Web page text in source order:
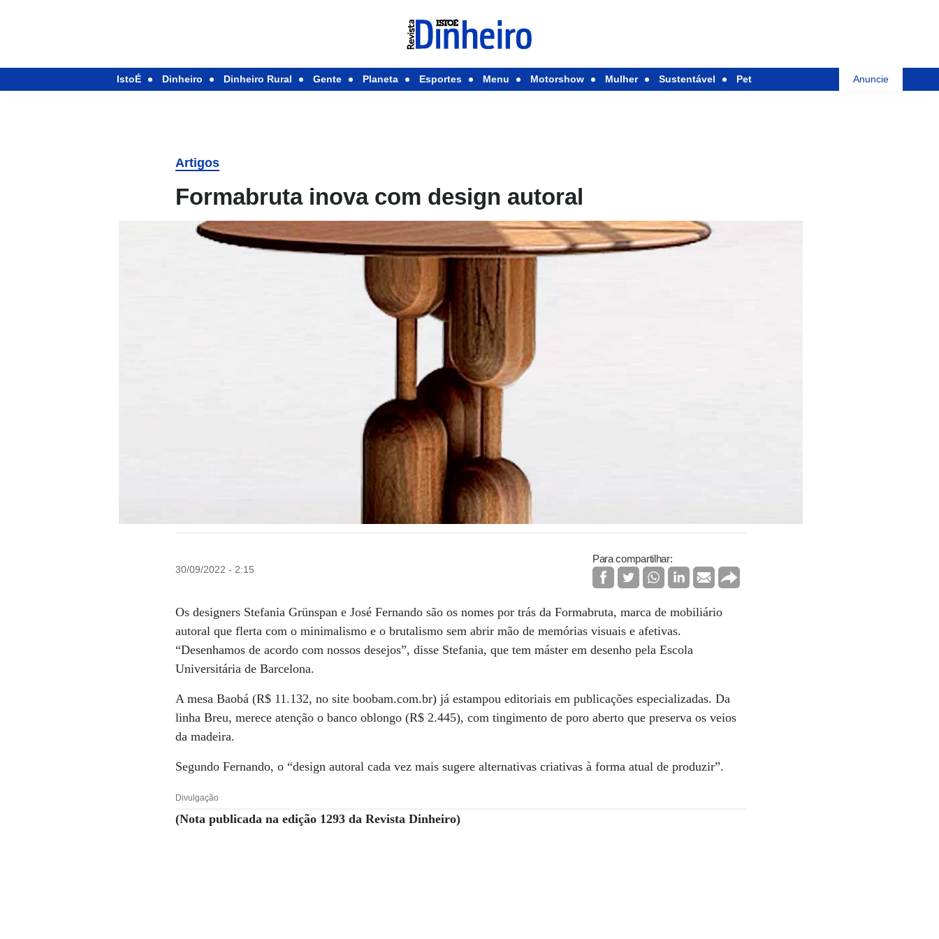
IstoÉ Dinheiro Dinheiro Rural Gente Planeta Esportes Menu Motorshow Mulher Sustentável Pet Anuncie
Artigos
Formabruta inova com design autoral
30/09/2022 - 2:15
Para compartilhar:
Os designers Stefania Grünspan e José Fernando são os nomes por trás da Formabruta, marca de mobiliário
autoral que flerta com o minimalismo e o brutalismo sem abrir mão de memórias visuais e afetivas.
“Desenhamos de acordo com nossos desejos”, disse Stefania, que tem máster em desenho pela Escola
Universitária de Barcelona.
A mesa Baobá (R$ 11.132, no site boobam.com.br) já estampou editoriais em publicações especializadas. Da
linha Breu, merece atenção o banco oblongo (R$ 2.445), com tingimento de poro aberto que preserva os veios
da madeira.
Segundo Fernando, o “design autoral cada vez mais sugere alternativas criativas à forma atual de produzir”.
Divulgação
(Nota publicada na edição 1293 da Revista Dinheiro)